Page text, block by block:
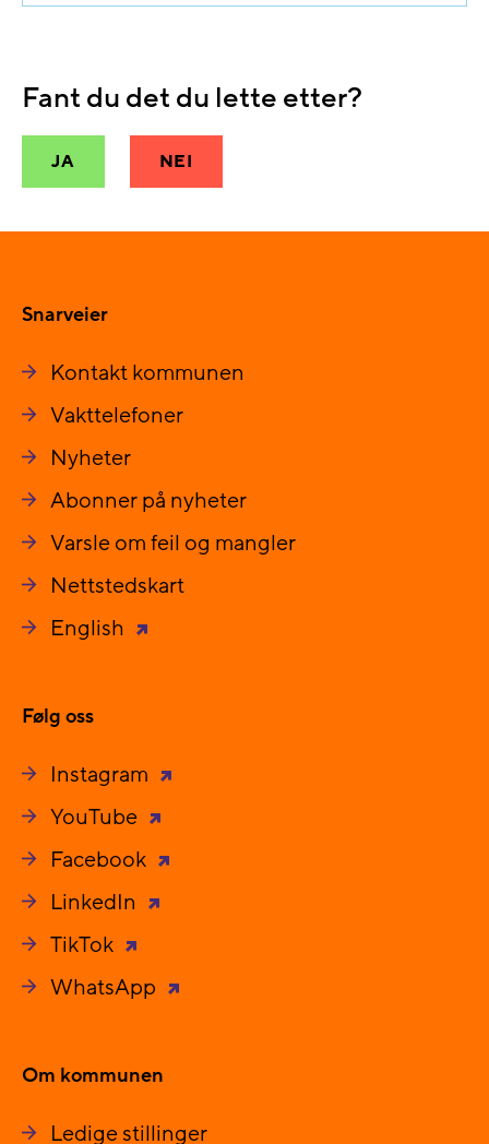
Fant du det du lette etter?
JA NEI
Snarveier
Kontakt kommunen
Vakttelefoner
Nyheter
Abonner på nyheter
Varsle om feil og mangler
Nettstedskart
English
Følg oss
Instagram
YouTube
Facebook
LinkedIn
TikTok
WhatsApp
Om kommunen
Ledige stillinger